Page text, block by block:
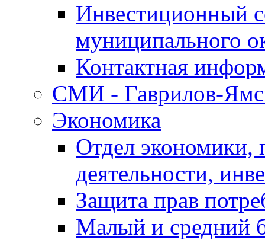
Инвестиционный
муниципального
Контактная
СМИ - Гаврилов-
Экономика
Отдел экономики,
деятельности,
Защита прав
Малый и средний